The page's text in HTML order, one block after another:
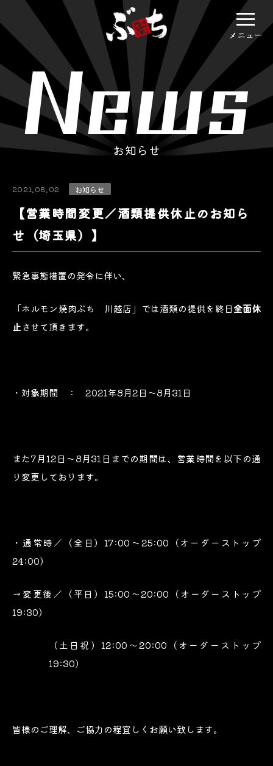
お知らせ
2021.08.02 お知らせ
【営業時間変更／酒類提供休止のお知ら
せ（埼玉県）】
緊急事態措置の発令に伴い、
「ホルモン焼肉ぶち 川越店」では酒類の提供を終日全面休
止させて頂きます。
・対象期間 ： 2021年8月2日～8月31日
また7月12日～8月31日までの期間は、営業時間を以下の通
り変更しております。
・通常時／（全日）17:00～25:00（オーダーストップ
24:00）
→変更後／（平日）15:00～20:00（オーダーストップ
19:30）
（土日祝）12:00～20:00（オーダーストップ
19:30）
皆様のご理解、ご協力の程宜しくお願い致します。
メニュー